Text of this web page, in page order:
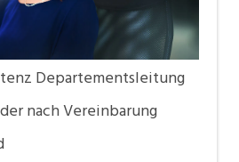
Kundenberatung,
Polizei, Zoll
Departementsleitung
nach Vereinbarung